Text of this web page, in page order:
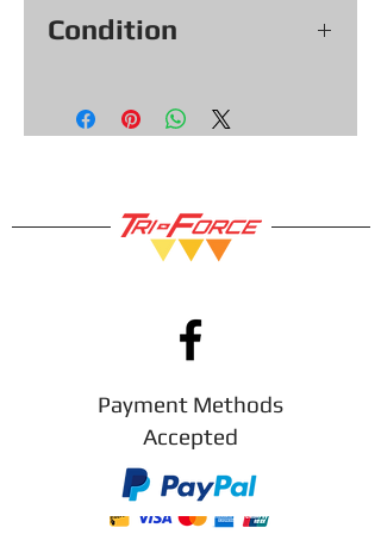
Condition
exacte de l’objet.
Testé et fonctionnel.
Payment Methods
Accepted